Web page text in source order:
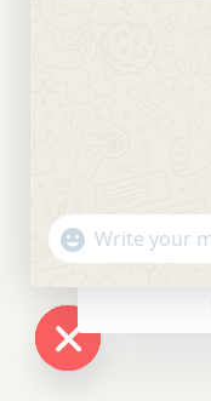
Este sitio
WhatsApp
Message